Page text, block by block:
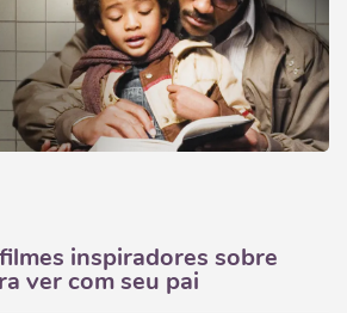
inspiradores sobre
ver com seu pai